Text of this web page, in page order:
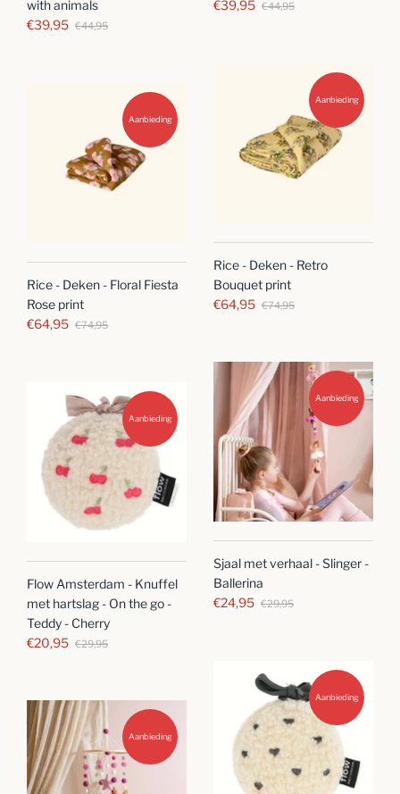
€39,95 €44,95
with animals
€39,95 €44,95
Aanbieding
Rice - Deken - Retro
Bouquet print
€64,95 €74,95
Aanbieding
Rice - Deken - Floral Fiesta
Rose print
€64,95 €74,95
Aanbieding
Sjaal met verhaal - Slinger -
Ballerina
€24,95 €29,95
Aanbieding
Flow Amsterdam - Knuffel
met hartslag - On the go -
Teddy - Cherry
€20,95 €29,95
Aanbieding
Aanbieding